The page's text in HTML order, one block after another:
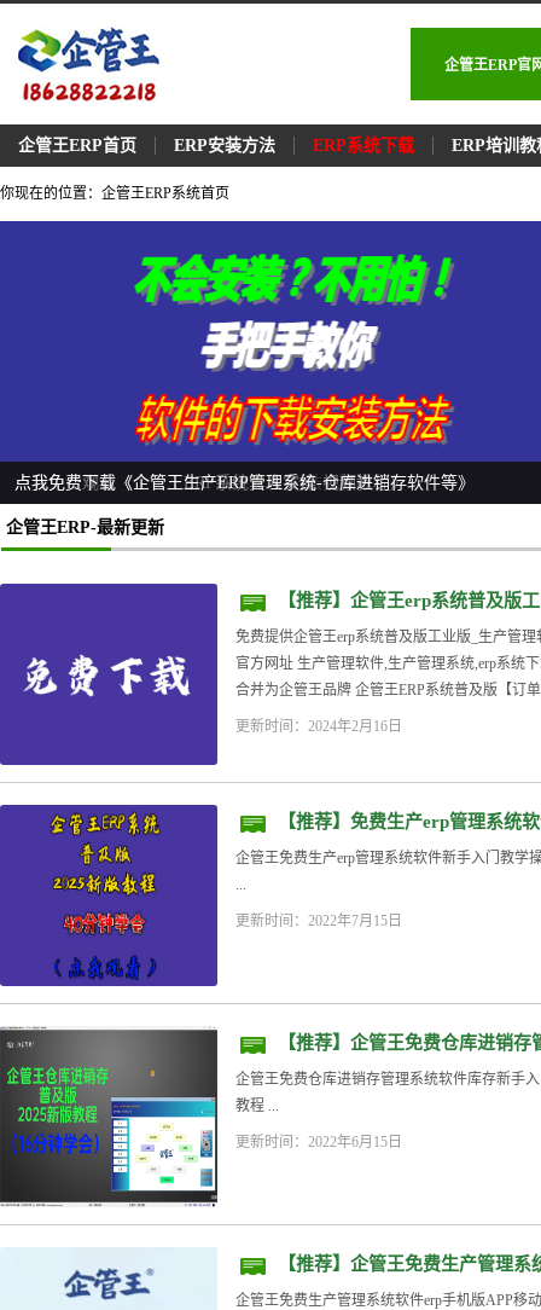
企管王ERP官
企管王ERP首页 ERP安装方法 ERP系统下载 ERP培训教
你现在的位置：企管王ERP系统首页
点我免费学习《企管王ERP软件安装-方法步骤》
点我免费观看《企管王ERP系统真人实操-视频教程》
点我免费下载《企管王生产ERP管理系统-仓库进销存软件等》
企管王ERP-最新更新
【推荐】企管王erp系统普及版
免费版下载安装
免费提供企管王erp系统普及版工业版_生产管
官方网址 生产管理软件,生产管理系统,erp系统
合并为企管王品牌 企管王ERP系统普及版【订
更新时间：2024年2月16日
【推荐】免费生产erp管理系统
企管王免费生产erp管理系统软件新手入门教学
...
更新时间：2022年7月15日
【推荐】企管王免费仓库进销
2025年新版
企管王免费仓库进销存管理系统软件库存新手
教程 ...
更新时间：2022年6月15日
【推荐】企管王免费生产管理
版功能介绍
企管王免费生产管理系统软件erp手机版APP移